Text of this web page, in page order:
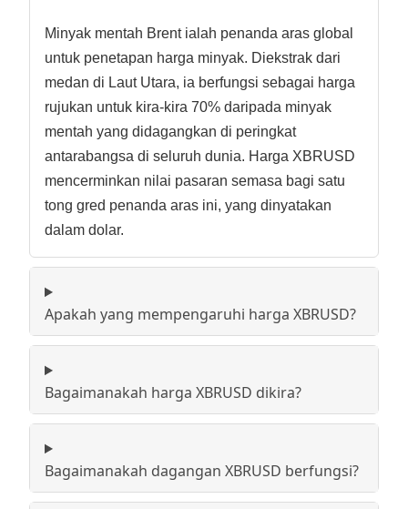
Minyak mentah Brent ialah penanda aras global
untuk penetapan harga minyak. Diekstrak dari
medan di Laut Utara, ia berfungsi sebagai harga
rujukan untuk kira-kira 70% daripada minyak
mentah yang didagangkan di peringkat
antarabangsa di seluruh dunia. Harga XBRUSD
mencerminkan nilai pasaran semasa bagi satu
tong gred penanda aras ini, yang dinyatakan
dalam dolar.
Apakah yang mempengaruhi harga XBRUSD?
Bagaimanakah harga XBRUSD dikira?
Bagaimanakah dagangan XBRUSD berfungsi?